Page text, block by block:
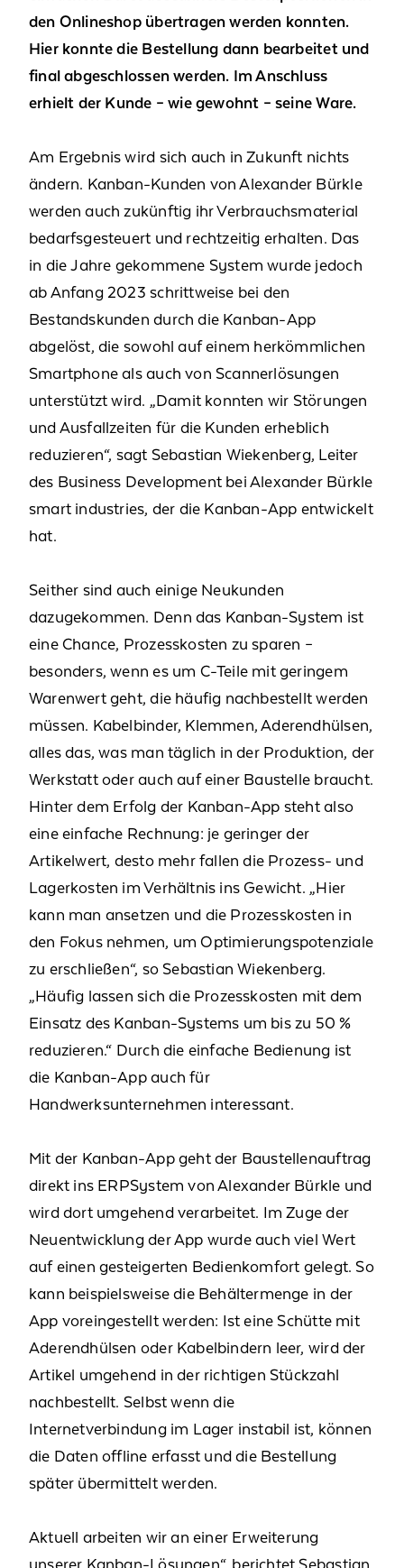
den Onlineshop übertragen werden konnten.
Hier konnte die Bestellung dann bearbeitet und
final abgeschlossen werden. Im Anschluss
erhielt der Kunde – wie gewohnt – seine Ware.
Am Ergebnis wird sich auch in Zukunft nichts
ändern. Kanban-Kunden von Alexander Bürkle
werden auch zukünftig ihr Verbrauchsmaterial
bedarfsgesteuert und rechtzeitig erhalten. Das
in die Jahre gekommene System wurde jedoch
ab Anfang 2023 schrittweise bei den
Bestandskunden durch die Kanban-App
abgelöst, die sowohl auf einem herkömmlichen
Smartphone als auch von Scannerlösungen
unterstützt wird. „Damit konnten wir Störungen
und Ausfallzeiten für die Kunden erheblich
reduzieren“, sagt Sebastian Wiekenberg, Leiter
des Business Development bei Alexander Bürkle
smart industries, der die Kanban-App entwickelt
hat.
Seither sind auch einige Neukunden
dazugekommen. Denn das Kanban-System ist
eine Chance, Prozesskosten zu sparen –
besonders, wenn es um C-Teile mit geringem
Warenwert geht, die häufig nachbestellt werden
müssen. Kabelbinder, Klemmen, Aderendhülsen,
alles das, was man täglich in der Produktion, der
Werkstatt oder auch auf einer Baustelle braucht.
Hinter dem Erfolg der Kanban-App steht also
eine einfache Rechnung: je geringer der
Artikelwert, desto mehr fallen die Prozess- und
Lagerkosten im Verhältnis ins Gewicht. „Hier
kann man ansetzen und die Prozesskosten in
den Fokus nehmen, um Optimierungspotenziale
zu erschließen“, so Sebastian Wiekenberg.
„Häufig lassen sich die Prozesskosten mit dem
Einsatz des Kanban-Systems um bis zu 50 %
reduzieren.“ Durch die einfache Bedienung ist
die Kanban-App auch für
Handwerksunternehmen interessant.
Mit der Kanban-App geht der Baustellenauftrag
direkt ins ERPSystem von Alexander Bürkle und
wird dort umgehend verarbeitet. Im Zuge der
Neuentwicklung der App wurde auch viel Wert
auf einen gesteigerten Bedienkomfort gelegt. So
kann beispielsweise die Behältermenge in der
App voreingestellt werden: Ist eine Schütte mit
Aderendhülsen oder Kabelbindern leer, wird der
Artikel umgehend in der richtigen Stückzahl
nachbestellt. Selbst wenn die
Internetverbindung im Lager instabil ist, können
die Daten offline erfasst und die Bestellung
später übermittelt werden.
Aktuell arbeiten wir an einer Erweiterung